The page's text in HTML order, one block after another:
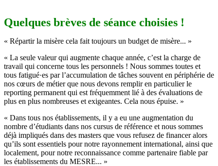
Quelques brèves de séance choisies !
« Répartir la misère cela fait toujours un budget de misère... »
« La seule valeur qui augmente chaque année, c’est la charge de
travail qui concerne tous les personnels ! Nous sommes toutes et
tous fatigué·es par l’accumulation de tâches souvent en périphérie de
nos cœurs de métier que nous devons remplir en particulier le
reporting permanent qui est fréquemment lié à des évaluations de
plus en plus nombreuses et exigeantes. Cela nous épuise. »
« Dans tous nos établissements, il y a eu une augmentation du
nombre d’étudiants dans nos cursus de référence et nous sommes
déjà impliqués dans des masters que vous refusez de financer alors
qu’ils sont essentiels pour notre rayonnement international, ainsi que
localement, pour notre reconnaissance comme partenaire fiable par
les établissements du MESRE... »